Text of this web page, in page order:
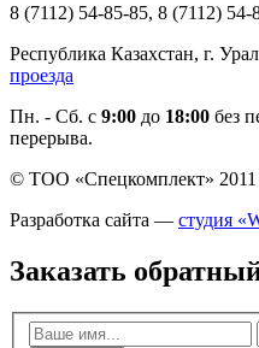
8 (7112) 54-85-85, 8 (7112)
Республика Казахстан, г.
проезда
Пн. - Cб. с 9:00 до 18:00 без
перерыва.
© ТОО «Спецкомплект» 2011
Разработка сайта — студия
Заказать